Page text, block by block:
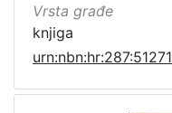
Vrsta građe
knjiga